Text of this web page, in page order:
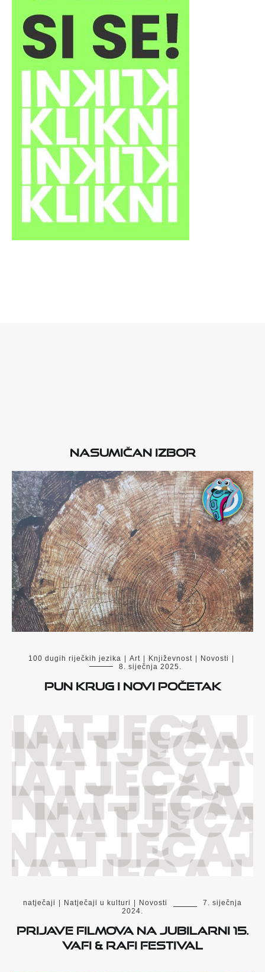
Nasumičan izbor
100 dugih riječkih jezika Art Književnost Novosti
8. siječnja 2025.
Pun krug i novi početak
natječaji Natječaji u kulturi Novosti
7. siječnja
2024.
Prijave filmova na jubilarni 15.
VAFI & RAFI festival